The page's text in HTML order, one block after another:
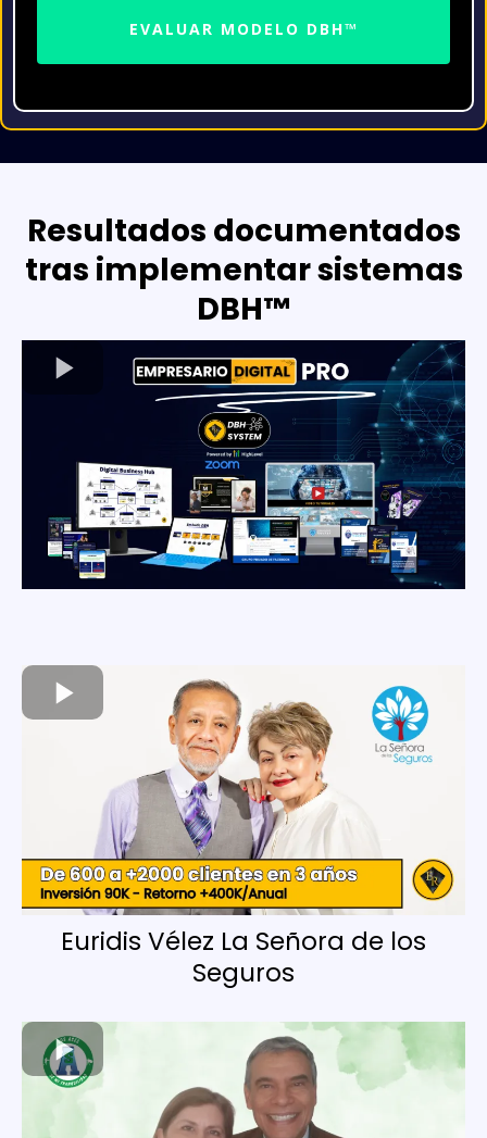
EVALUAR MODELO DBH™
Resultados documentados
tras implementar sistemas
DBH™
Euridis Vélez La Señora de los
Seguros